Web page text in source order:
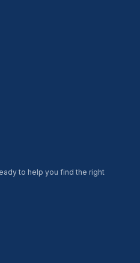
to help you find the right